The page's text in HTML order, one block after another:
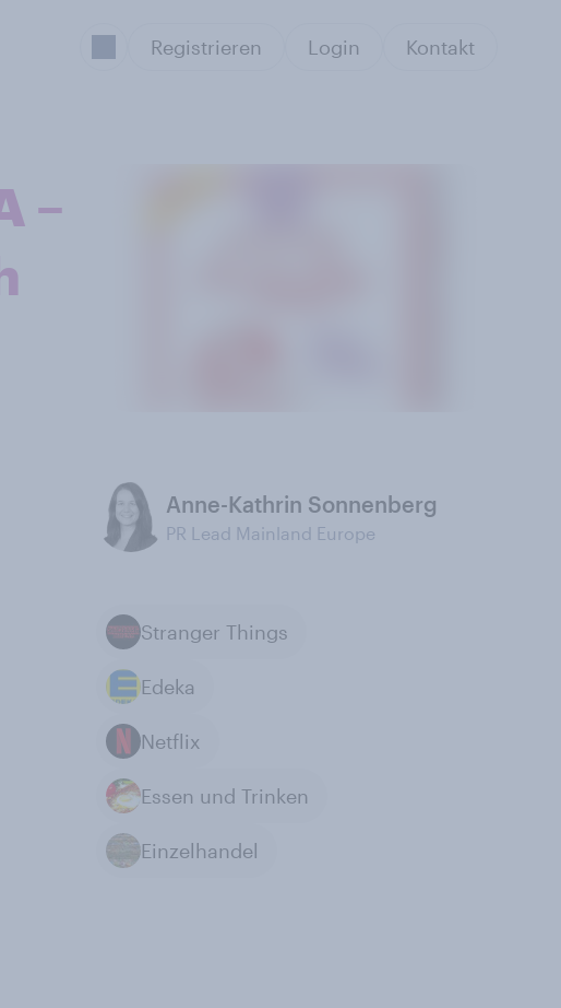
Registrieren Login Kontakt
–
Anne-Kathrin Sonnenberg
PR Lead Mainland Europe
Stranger Things
Edeka
Netflix
Essen und Trinken
Einzelhandel